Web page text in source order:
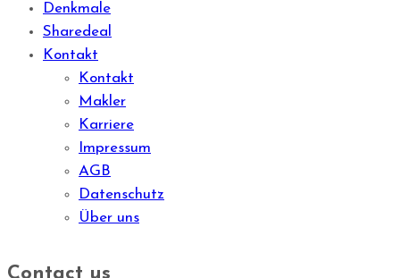
Denkmale
Sharedeal
Kontakt
Kontakt
Makler
Karriere
Impressum
AGB
Datenschutz
Über uns
Contact us